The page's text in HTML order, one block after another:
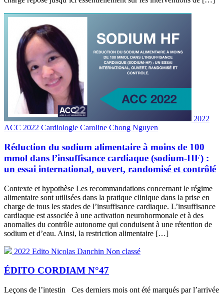
2022
ACC 2022 Cardiologie Caroline Chong Nguyen
Réduction du sodium alimentaire à moins de 100
mmol dans l’insuffisance cardiaque (sodium-HF) :
un essai international, ouvert, randomisé et contrôlé
Contexte et hypothèse Les recommandations concernant le régime
alimentaire sont utilisées dans la pratique clinique dans la prise en
charge de tous les stades de l’insuffisance cardiaque. L’insuffisance
cardiaque est associée à une activation neurohormonale et à des
anomalies du contrôle autonome qui conduisent à une rétention de
sodium et d’eau. Ainsi, la restriction alimentaire […]
2022 Edito Nicolas Danchin Non classé
ÉDITO CORDIAM N°47
Leçons de l’intestin Ces derniers mois ont été marqués par l’arrivée